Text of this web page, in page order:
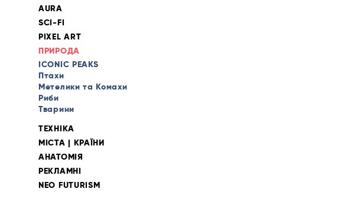
AURA
SCI-FI
PIXEL ART
ПРИРОДА
ICONIC PEAKS
Птахи
Метелики та Комахи
Риби
Тварини
ТЕХНІКА
МІСТА | КРАЇНИ
АНАТОМІЯ
РЕКЛАМНІ
NEO FUTURISM